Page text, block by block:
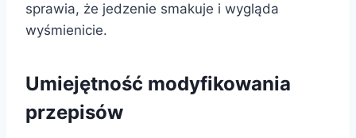
sprawia, że jedzenie smakuje i wygląda
wyśmienicie.
Umiejętność modyfikowania
przepisów